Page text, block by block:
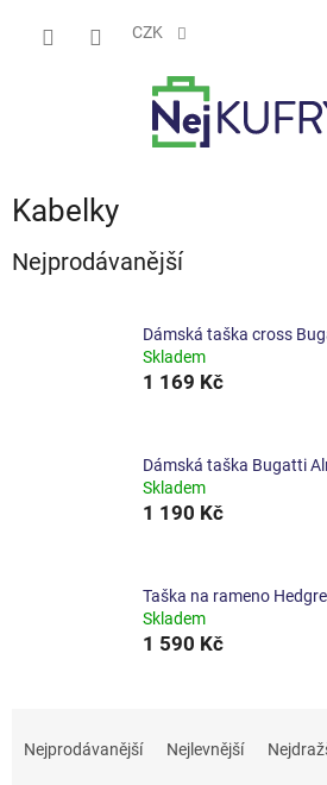
CZK
Kabelky
Nejprodávanější
Dámská taška cross
Skladem
1 169 Kč
Dámská taška Bugatti
Skladem
1 190 Kč
Taška na rameno
Skladem
1 590 Kč
Nejprodávanější Nejlevnější